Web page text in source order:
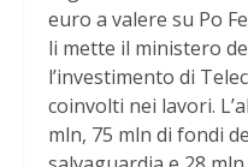
euro a valere su Po
li mette il ministero
l’investimento di
coinvolti nei lavori.
mln, 75 mln di fondi